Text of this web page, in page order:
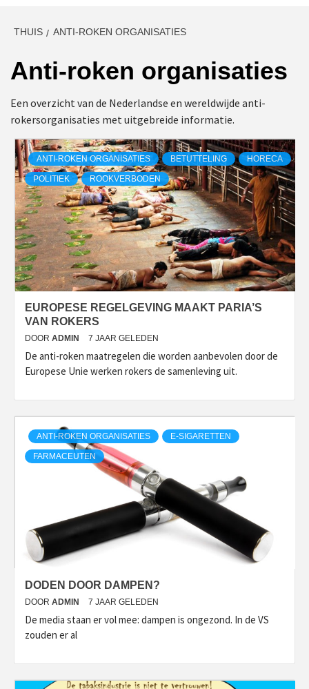
THUIS ANTI-ROKEN ORGANISATIES
Anti-roken organisaties
Een overzicht van de Nederlandse en wereldwijde anti-
rokersorganisaties met uitgebreide informatie.
ANTI-ROKEN ORGANISATIES BETUTTELING HORECA
POLITIEK ROOKVERBODEN
EUROPESE REGELGEVING MAAKT PARIA’S
VAN ROKERS
DOOR ADMIN 7 JAAR GELEDEN
De anti-roken maatregelen die worden aanbevolen door de
Europese Unie werken rokers de samenleving uit.
ANTI-ROKEN ORGANISATIES E-SIGARETTEN
FARMACEUTEN
DODEN DOOR DAMPEN?
DOOR ADMIN 7 JAAR GELEDEN
De media staan er vol mee: dampen is ongezond. In de VS
zouden er al